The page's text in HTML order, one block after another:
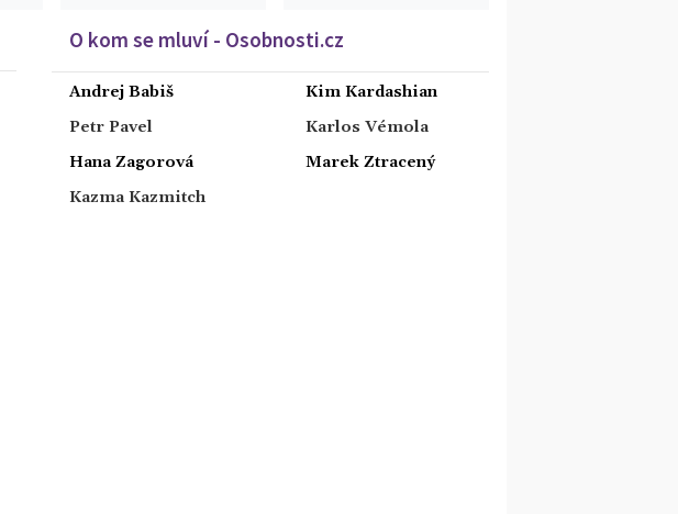
O kom se mluví - Osobnosti.cz
Andrej Babiš
Petr Pavel
Hana Zagorová
Kazma Kazmitch
Kim Kardashian
Karlos Vémola
Marek Ztracený